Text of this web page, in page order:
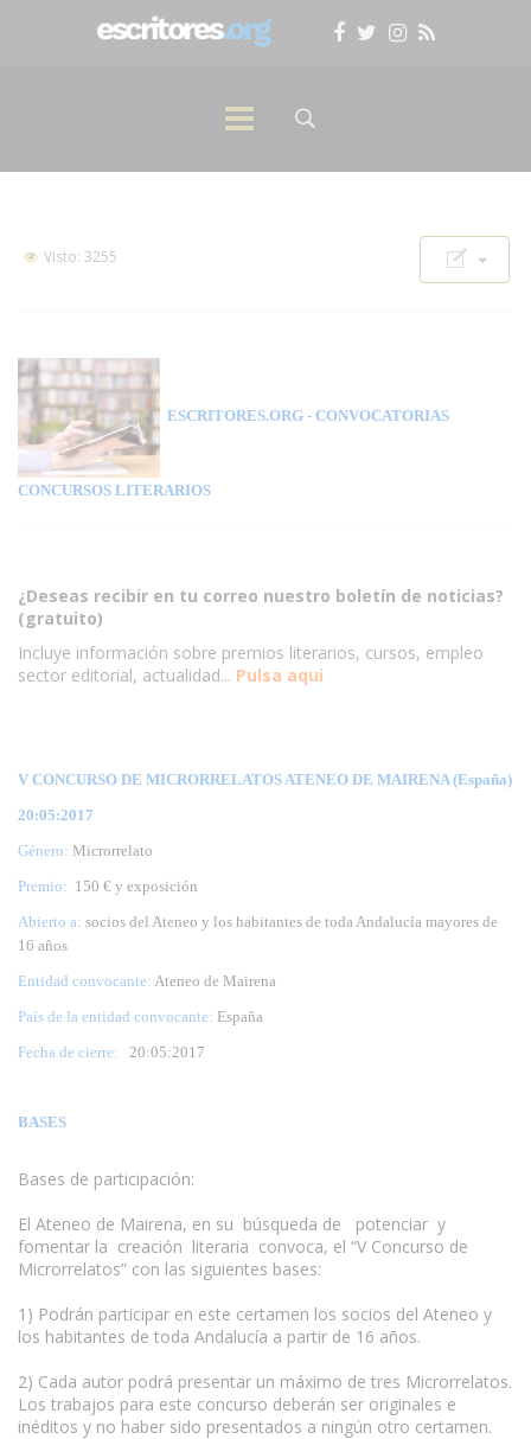
Visto: 3255
ESCRITORES.ORG - CONVOCATORIAS
CONCURSOS LITERARIOS
¿Deseas recibir en tu correo nuestro boletín de noticias?
(gratuito)
Incluye información sobre premios literarios, cursos, empleo
sector editorial, actualidad... Pulsa aqui
V CONCURSO DE MICRORRELATOS ATENEO DE MAIRENA (España)
20:05:2017
Género: Microrrelato
Premio: 150 € y exposición
Abierto a: socios del Ateneo y los habitantes de toda Andalucía mayores de
16 años
Entidad convocante: Ateneo de Mairena
País de la entidad convocante: España
Fecha de cierre: 20:05:2017
BASES
Bases de participación:
El Ateneo de Mairena, en su búsqueda de potenciar y
fomentar la creación literaria convoca, el “V Concurso de
Microrrelatos” con las siguientes bases:
1) Podrán participar en este certamen los socios del Ateneo y
los habitantes de toda Andalucía a partir de 16 años.
2) Cada autor podrá presentar un máximo de tres Microrrelatos.
Los trabajos para este concurso deberán ser originales e
inéditos y no haber sido presentados a ningún otro certamen.